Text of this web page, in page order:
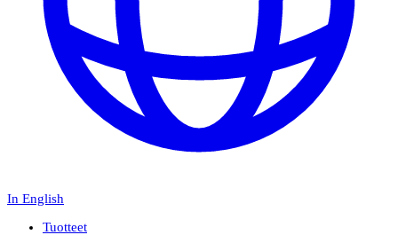
In English
Tuotteet